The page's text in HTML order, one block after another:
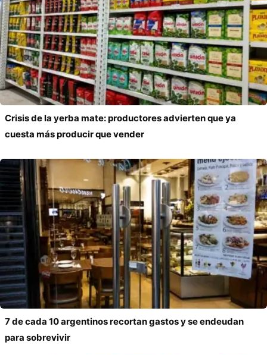
Crisis de la yerba mate: productores advierten que ya
cuesta más producir que vender
7 de cada 10 argentinos recortan gastos y se endeudan
para sobrevivir